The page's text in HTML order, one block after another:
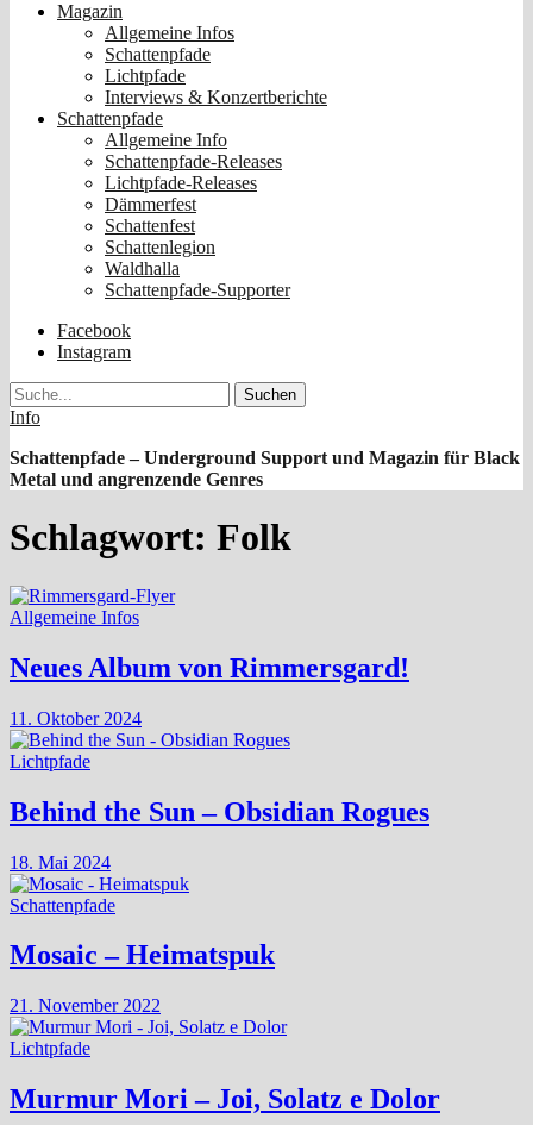
Magazin
Allgemeine Infos
Schattenpfade
Lichtpfade
Interviews & Konzertberichte
Schattenpfade
Allgemeine Info
Schattenpfade-Releases
Lichtpfade-Releases
Dämmerfest
Schattenfest
Schattenlegion
Waldhalla
Schattenpfade-Supporter
Facebook
Instagram
Suche
Info
Schattenpfade – Underground Support und Magazin für Black
Metal und angrenzende Genres
Schlagwort: Folk
Allgemeine Infos
Neues Album von Rimmersgard!
11. Oktober 2024
Lichtpfade
Behind the Sun – Obsidian Rogues
18. Mai 2024
Schattenpfade
Mosaic – Heimatspuk
21. November 2022
Lichtpfade
Murmur Mori – Joi, Solatz e Dolor